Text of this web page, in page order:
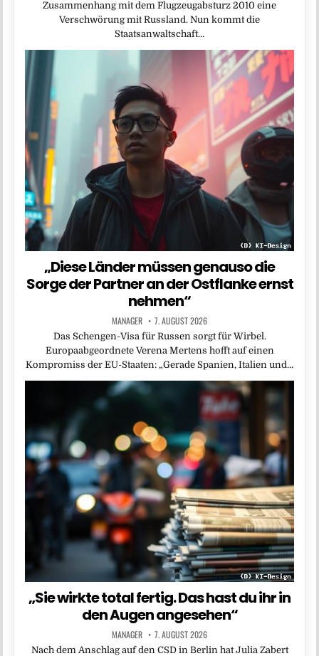
Zusammenhang mit dem Flugzeugabsturz 2010 eine
Verschwörung mit Russland. Nun kommt die
Staatsanwaltschaft…
„Diese Länder müssen genauso die
Sorge der Partner an der Ostflanke ernst
nehmen“
MANAGER 7. AUGUST 2026
Das Schengen-Visa für Russen sorgt für Wirbel.
Europaabgeordnete Verena Mertens hofft auf einen
Kompromiss der EU-Staaten: „Gerade Spanien, Italien und…
„Sie wirkte total fertig. Das hast du ihr in
den Augen angesehen“
MANAGER 7. AUGUST 2026
Nach dem Anschlag auf den CSD in Berlin hat Julia Zabert